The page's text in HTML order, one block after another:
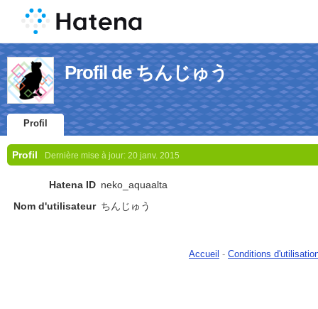
Profil de ちんじゅう
Profil
Profil Dernière mise à jour: 20 janv. 2015
Hatena ID neko_aquaalta
Nom d'utilisateur ちんじゅう
Accueil - Conditions